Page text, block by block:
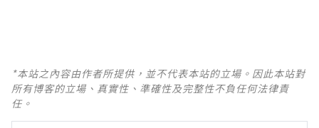
*本站之內容由作者所提供，並不代表本站的立場。因此本站對
所有博客的立場、真實性、準確性及完整性不負任何法律責
任。